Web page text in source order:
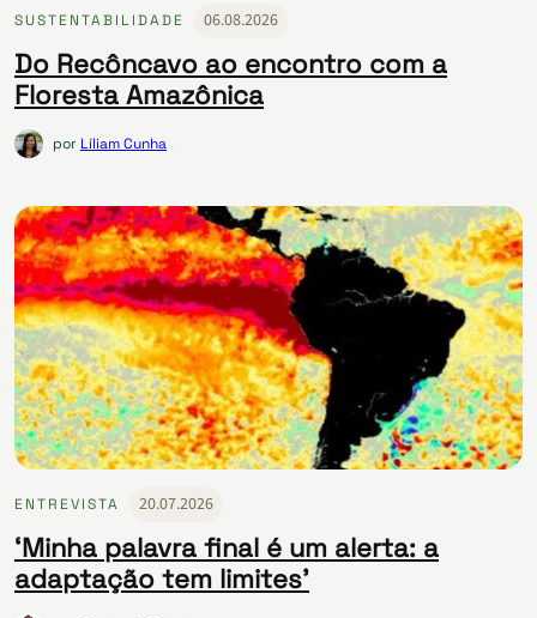
SUSTENTABILIDADE 06.08.2026
Do Recôncavo ao encontro com a
Floresta Amazônica
por Líliam Cunha
ENTREVISTA 20.07.2026
‘Minha palavra final é um alerta: a
adaptação tem limites’